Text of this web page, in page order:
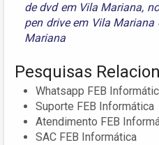
de dvd em Vila Mariana,
pen drive em Vila Mariana
Mariana
Pesquisas
Whatsapp FEB
Suporte FEB Informática
Atendimento FEB
SAC FEB Informática